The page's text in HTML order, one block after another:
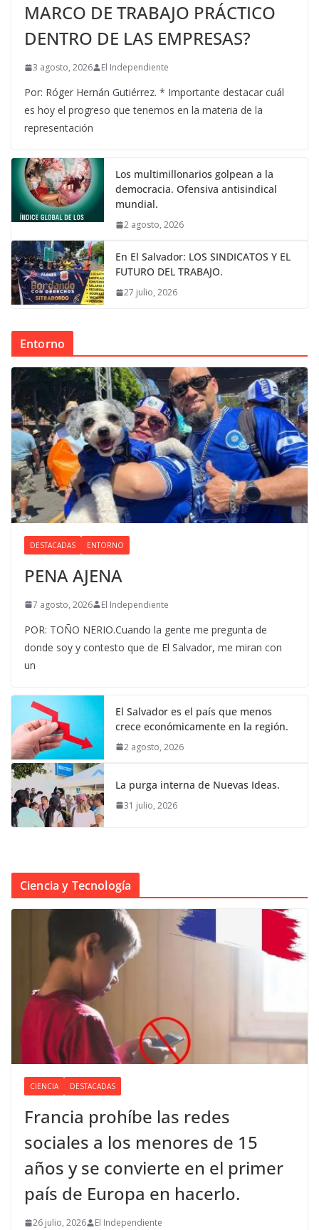
MARCO DE TRABAJO PRÁCTICO
DENTRO DE LAS EMPRESAS?
3 agosto, 2026 El Independiente
Por: Róger Hernán Gutiérrez. * Importante destacar cuál
es hoy el progreso que tenemos en la materia de la
representación
Los multimillonarios golpean a la
democracia. Ofensiva antisindical
mundial.
2 agosto, 2026
En El Salvador: LOS SINDICATOS Y EL
FUTURO DEL TRABAJO.
27 julio, 2026
Entorno
DESTACADAS ENTORNO
PENA AJENA
7 agosto, 2026 El Independiente
POR: TOÑO NERIO.Cuando la gente me pregunta de
donde soy y contesto que de El Salvador, me miran con
un
El Salvador es el país que menos
crece económicamente en la región.
2 agosto, 2026
La purga interna de Nuevas Ideas.
31 julio, 2026
Ciencia y Tecnología
CIENCIA DESTACADAS
Francia prohíbe las redes
sociales a los menores de 15
años y se convierte en el primer
país de Europa en hacerlo.
26 julio, 2026 El Independiente